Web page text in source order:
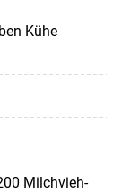
Kühe
Milchvieh-